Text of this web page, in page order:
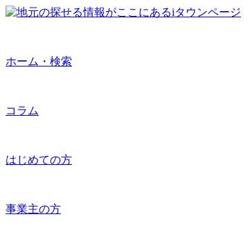
ホーム・検索
コラム
はじめての方
事業主の方